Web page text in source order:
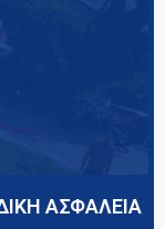
ΑΣΦΑΛΕΙΑ